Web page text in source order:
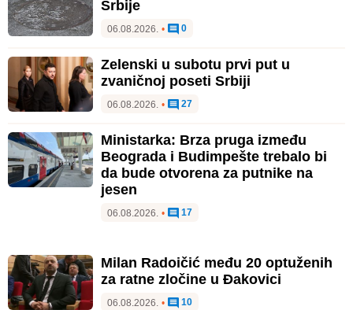
Srbije
06.08.2026. • 0
Zelenski u subotu prvi put u
zvaničnoj poseti Srbiji
06.08.2026. • 27
Ministarka: Brza pruga između
Beograda i Budimpešte trebalo bi
da bude otvorena za putnike na
jesen
06.08.2026. • 17
Milan Radoičić među 20 optuženih
za ratne zločine u Đakovici
06.08.2026. • 10